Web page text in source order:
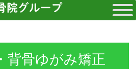
背骨ゆがみ矯正